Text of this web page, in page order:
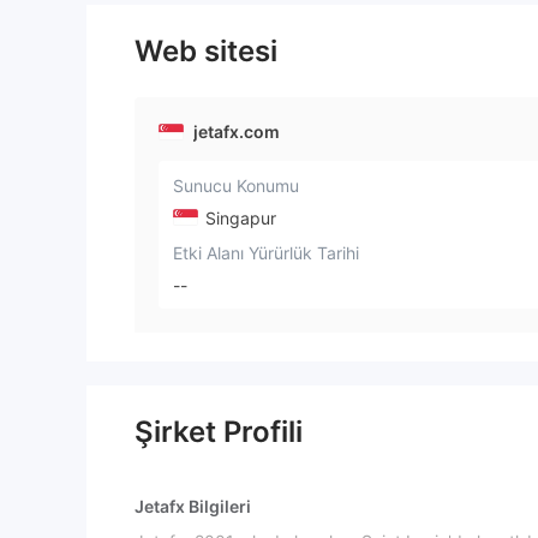
Web sitesi
jetafx.com
Sunucu Konumu
Singapur
Etki Alanı Yürürlük Tarihi
--
Şirket Profili
Jetafx Bilgileri